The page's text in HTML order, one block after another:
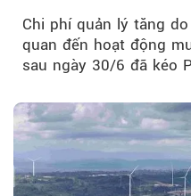
Chi phí quản lý tăng
quan đến hoạt động
sau ngày 30/6 đã kéo